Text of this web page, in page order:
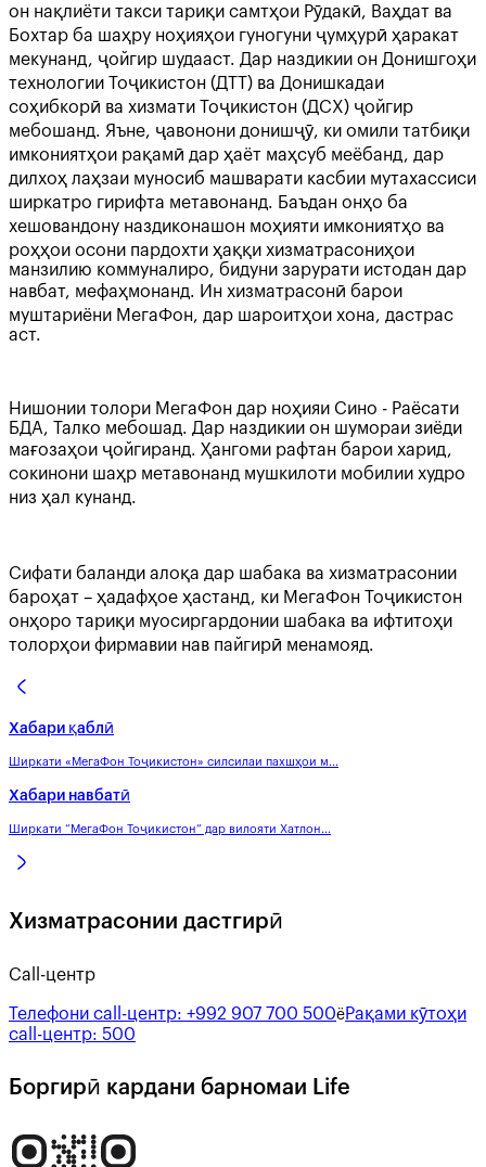
он нақлиёти такси тариқи самтҳои Рӯдакӣ, Ваҳдат ва
Бохтар ба шаҳру ноҳияҳои гуногуни ҷумҳурӣ ҳаракат
мекунанд, ҷойгир шудааст. Дар наздикии он Донишгоҳи
технологии Тоҷикистон (ДТТ) ва Донишкадаи
соҳибкорӣ ва хизмати Тоҷикистон (ДСХ) ҷойгир
мебошанд. Яъне, ҷавонони донишҷӯ, ки омили татбиқи
имкониятҳои рақамӣ дар ҳаёт маҳсуб меёбанд, дар
дилхоҳ лаҳзаи муносиб машварати касбии мутахассиси
ширкатро гирифта метавонанд. Баъдан онҳо ба
хешовандону наздиконашон моҳияти имкониятҳо ва
роҳҳои осони пардохти ҳаққи хизматрасониҳои
манзилию коммуналиро, бидуни зарурати истодан дар
навбат, мефаҳмонанд. Ин хизматрасонӣ барои
муштариёни МегаФон, дар шароитҳои хона, дастрас
аст.
Нишонии толори МегаФон дар ноҳияи Сино - Раёсати
БДА, Талко мебошад. Дар наздикии он шумораи зиёди
мағозаҳои ҷойгиранд. Ҳангоми рафтан барои харид,
сокинони шаҳр метавонанд мушкилоти мобилии худро
низ ҳал кунанд.
Сифати баланди алоқа дар шабака ва хизматрасонии
бароҳат – ҳадафҳое ҳастанд, ки МегаФон Тоҷикистон
онҳоро тариқи муосиргардонии шабака ва ифтитоҳи
толорҳои фирмавии нав пайгирӣ менамояд.
Хабари қаблӣ
Ширкати «МегаФон Тоҷикистон» силсилаи пахшҳои м...
Хабари навбатӣ
Ширкати “МегаФон Тоҷикистон” дар вилояти Хатлон...
Хизматрасонии дастгирӣ
Call-центр
Телефони call-центр: +992 907 700 500ёРақами кӯтоҳи
call-центр: 500
Боргирӣ кардани барномаи Life